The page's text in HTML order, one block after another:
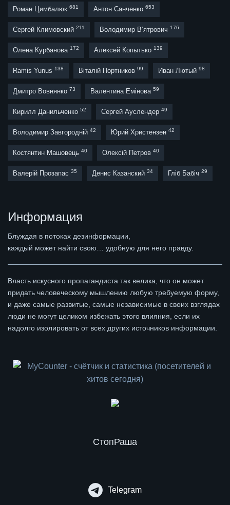
Роман Цимбалюк 681 Антон Санченко 653
Сергей Климовский 211 Володимир В’ятрович 176
Олена Курбанова 172 Алексей Копытько 139
Ramis Yunus 138 Віталій Портников 99 Иван Лютый 98
Дмитро Вовнянко 73 Валентина Емінова 59
Кирилл Данильченко 52 Сергей Ауслендер 49
Володимир Завгородній 42 Юрий Христензен 42
Костянтин Машовець 40 Олексій Петров 40
Валерій Прозапас 35 Денис Казанский 34 Гліб Бабіч 29
Информация
Блуждая в потоках дезинформации,
каждый может найти свою… удобную для него правду.
Власть искусного пропагандиста так велика, что он может
придать человеческому мышлению любую требуемую форму,
и даже самые развитые, самые независимые в своих взглядах
люди не могут целиком избежать этого влияния, если их
надолго изолировать от всех других источников информации.
СтопРаша
Telegram